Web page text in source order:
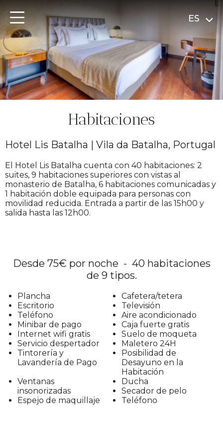
ES
Habitaciones
Hotel Lis Batalha | Vila da Batalha, Portugal
El Hotel Lis Batalha cuenta con 40 habitaciones: 2
suites, 9 habitaciones superiores con vistas al
monasterio de Batalha, 6 habitaciones comunicadas y
1 habitación doble equipada para personas con
movilidad reducida. Entrada a partir de las 15h00 y
salida hasta las 12h00.
Desde 75€ por noche - 40 habitaciones
de 9 tipos.
Plancha
Cafetera/tetera
Escritorio
Televisión
Teléfono
Aire acondicionado
Minibar de pago
Caja fuerte gratis
Internet wifi gratis
Suelo de moqueta
Servicio despertador
Maletero 24H
Tintorería y
Lavandería de Pago
Posibilidad de
Desayuno en la
Habitación
Ventanas
insonorizadas
Ducha
Secador de pelo
Espejo de maquillaje
Teléfono